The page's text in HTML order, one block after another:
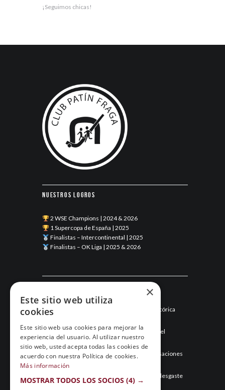
¡Seguimos chicas!
Nuestros logros
2 WSE Champions | 2024 & 2026
1 Supercopa de España | 2025
Finalistas – Intercontinental | 2025
Finalistas – OK Liga | 2025 & 2026
Esneca Fraga junio 2026: una temporada histórica
Mayo de 2026: el mes que hizo historia para el
Esneca Fraga
Abril de 2026: el Esneca Fraga recupera sensaciones
y asegura el segundo puesto
Marzo de 2026: el Esneca Fraga gestiona el desgaste
y sigue en la pelea por todo
×
Este sitio web utiliza
cookies
Este sitio web usa cookies para mejorar la
experiencia del usuario. Al utilizar nuestro
sitio web, usted acepta todas las cookies de
acuerdo con nuestra Política de cookies.
Más información
MOSTRAR TODOS LOS SOCIOS (4) →